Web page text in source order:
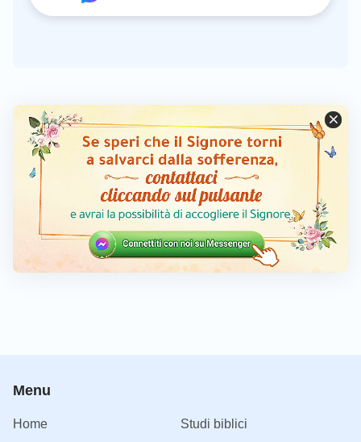
Menu
Home
Studi biblici